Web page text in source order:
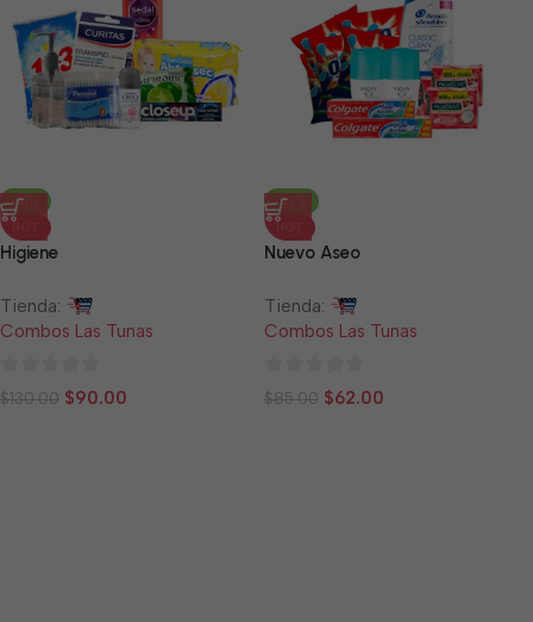
-31%
HOT
Higiene
Tienda:
Combos Las Tunas
0
$130.00 $90.00
-27%
HOT
Nuevo Aseo
Tienda:
Combos Las Tunas
0
$85.00 $62.00